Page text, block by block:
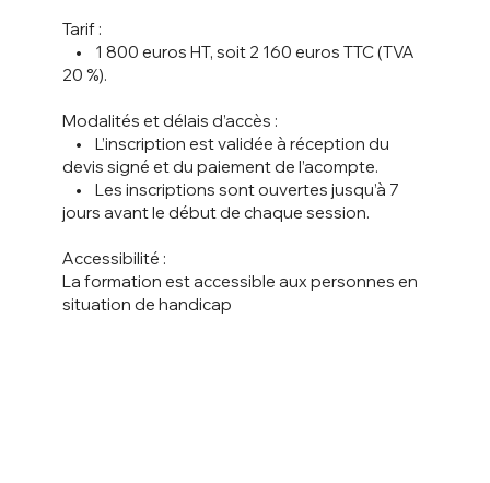
Tarif :
• 1 800 euros HT, soit 2 160 euros TTC (TVA
20 %).
Modalités et délais d’accès :
• L’inscription est validée à réception du
devis signé et du paiement de l’acompte.
• Les inscriptions sont ouvertes jusqu’à 7
jours avant le début de chaque session.
Accessibilité :
La formation est accessible aux personnes en
situation de handicap